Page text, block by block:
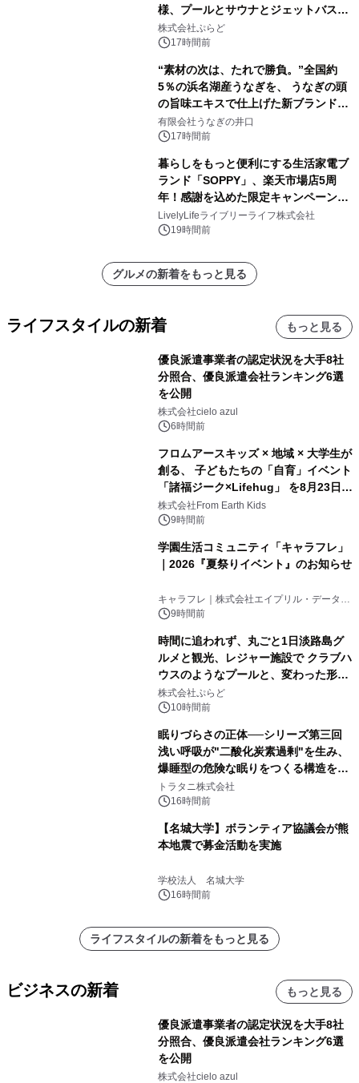
様、プールとサウナとジェットバス付
きで Villa Mon Temps AWAJIの連泊
素泊りプラン
株式会社ぷらど
17時間前
“素材の次は、たれで勝負。”全国約
5％の浜名湖産うなぎを、 うなぎの頭
の旨味エキスで仕上げた新ブランド
「井口の誉」誕生
有限会社うなぎの井口
17時間前
暮らしをもっと便利にする生活家電ブ
ランド「SOPPY」、楽天市場店5周
年！感謝を込めた限定キャンペーンを
8月10日より開催
LivelyLifeライブリーライフ株式会社
19時間前
グルメの新着をもっと見る
ライフスタイルの新着 もっと見る
優良派遣事業者の認定状況を大手8社
分照合、優良派遣会社ランキング6選
を公開
株式会社cielo azul
6時間前
フロムアースキッズ × 地域 × 大学生が
創る、 子どもたちの「自育」イベント
「諸福ジーク×Lifehug」 を8月23日
(日)開催
株式会社From Earth Kids
9時間前
学園生活コミュニティ「キャラフレ」
｜2026『夏祭りイベント』のお知らせ
キャラフレ｜株式会社エイプリル・データ・
デザインズ
9時間前
時間に追われず、丸ごと1日淡路島グ
ルメと観光、レジャー施設で クラブハ
ウスのようなプールと、変わった形の
サウナも 「THE BOXY AWAJI」のお
得な素泊まり連泊プランで
株式会社ぷらど
10時間前
眠りづらさの正体──シリーズ第三回
浅い呼吸が"二酸化炭素過剰"を生み、
爆睡型の危険な眠りをつくる構造を解
説
トラタニ株式会社
16時間前
【名城大学】ボランティア協議会が熊
本地震で募金活動を実施
学校法人 名城大学
16時間前
ライフスタイルの新着をもっと見る
ビジネスの新着 もっと見る
優良派遣事業者の認定状況を大手8社
分照合、優良派遣会社ランキング6選
を公開
株式会社cielo azul